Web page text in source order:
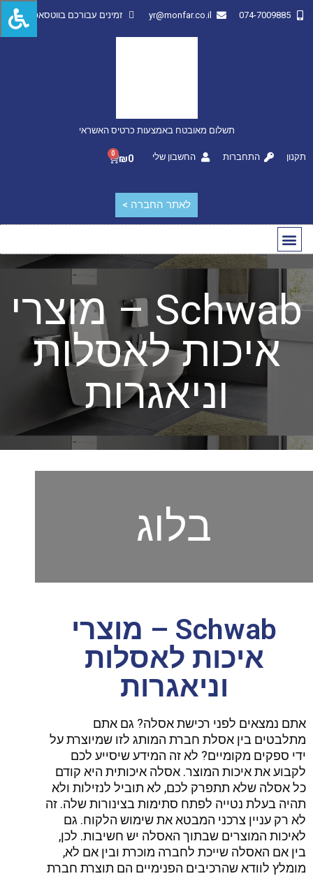
074-7009885
yr@monfar.co.il זמינים עבורכם בווטסאפ
תשלום מאובטח באמצעות כרטיס האשראי
תקנון התחברות החשבון שלי ₪0
0
לאתר החברה >
Schwab – מוצרי
איכות לאסלות
וניאגרות
בלוג
Schwab – מוצרי
איכות לאסלות
וניאגרות
אתם נמצאים לפני רכישת אסלה? גם אתם
מתלבטים בין אסלת חברת המותג לזו שמיוצרת על
ידי ספקים מקומיים? לא זה המידע שיסייע לכם
לקבוע את איכות המוצר. אסלה איכותית היא קודם
כל אסלה שלא תתפרק לכם, לא תוביל לנזילות ולא
תהיה בעלת נטייה לפתח סתימות בצינורות שלה. זה
לא רק עניין צרכני המבטא את שימוש הלקוח. גם
לאיכות המוצרים שבתוך האסלה יש חשיבות. לכן,
בין אם האסלה שייכת לחברה מוכרת ובין אם לא,
מומלץ לוודא שהרכיבים הפנימיים הם תוצרת חברת